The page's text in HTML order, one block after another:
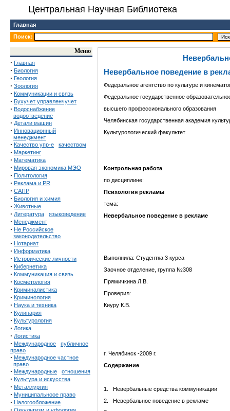
Центральная Научная Библиотека
Главная
Поиск:
Меню
· Главная
· Биология
· Геология
· Зоология
· Коммуникации и связь
· Бухучет управленчучет
· Водоснабжение
водоотведение
· Детали машин
· Инновационный
менеджмент
· Качество упр-е качеством
· Маркетинг
· Математика
· Мировая экономика МЭО
· Политология
· Реклама и PR
· САПР
· Биология и химия
· Животные
· Литература языковедение
· Менеджмент
· Не Российское
законодательство
· Нотариат
· Информатика
· Исторические личности
· Кибернетика
· Коммуникация и связь
· Косметология
· Криминалистика
· Криминология
· Наука и техника
· Кулинария
· Культурология
· Логика
· Логистика
· Международное
публичное
право
· Международное частное
право
· Международные отношения
· Культура и искусства
· Металлургия
· Муниципальноое право
· Налогообложение
Невербальное поведение в
Федеральное агентство по культуре и
Федеральное государственное
высшего профессионального образования
Челябинская государственная академия
Культурологический факультет
Контрольная работа
по дисциплине:
Психология рекламы
тема:
Невербальное поведение в рекламе
Выполнила: Студентка 3 курса
Заочное отделение, группа №308
Прямичкина Л.В.
Проверил:
Киуру К.В.
г. Челябинск -2009 г.
Содержание
1. Невербальные средства коммуникации
2. Невербальное поведение в рекламе